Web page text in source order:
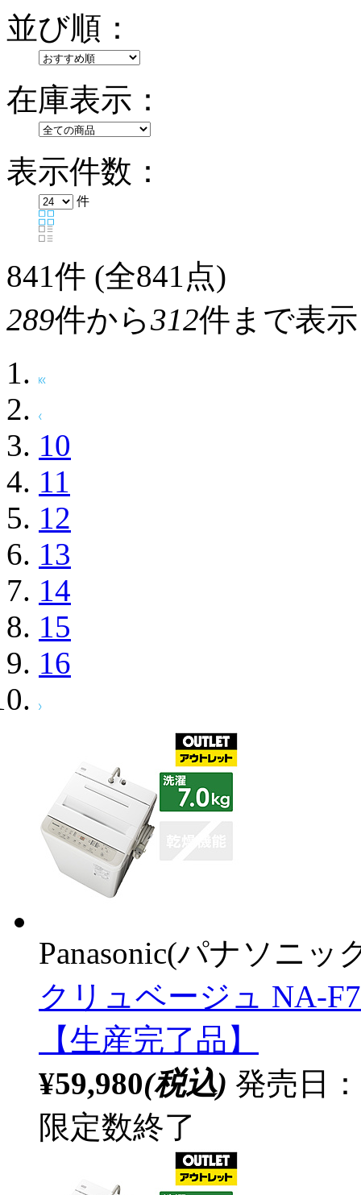
並び順：
在庫表示：
表示件数：
件
841件 (全841点)
289件から312件まで表示
10
11
12
13
14
15
16
Panasonic(パナソニッ
クリュベージュ NA-
【生産完了品】
¥59,980(税込) 発売日
限定数終了